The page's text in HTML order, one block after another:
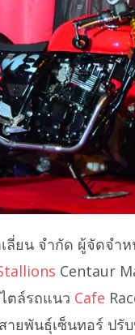
ลี่ยน จำกัด ผู้จัดจ
Centaur
ตล์รถแนว Cafe
ายพันธุ์เซ็นทอร์ ปรั